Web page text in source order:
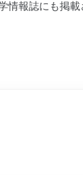
情報誌にも掲載